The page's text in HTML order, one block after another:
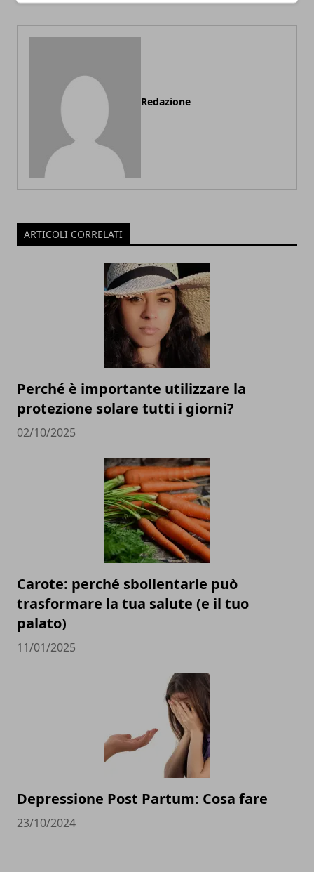
Redazione
ARTICOLI CORRELATI
Perché è importante utilizzare la
protezione solare tutti i giorni?
02/10/2025
Carote: perché sbollentarle può
trasformare la tua salute (e il tuo
palato)
11/01/2025
Depressione Post Partum: Cosa fare
23/10/2024